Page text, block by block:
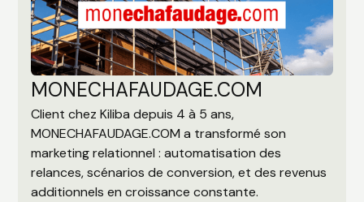
MONECHAFAUDAGE.COM
Client chez Kiliba depuis 4 à 5 ans,
MONECHAFAUDAGE.COM a transformé son
marketing relationnel : automatisation des
relances, scénarios de conversion, et des revenus
additionnels en croissance constante.